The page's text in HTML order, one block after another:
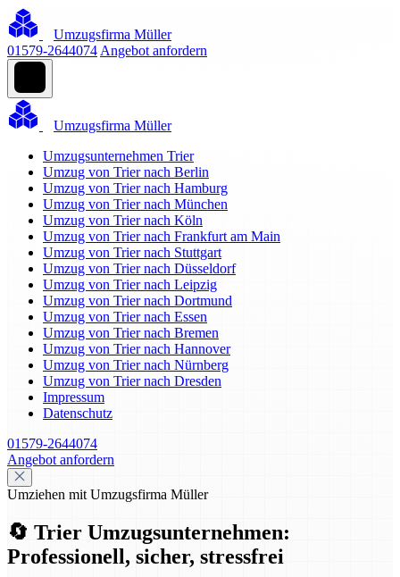
Umzugsfirma Müller
01579-2644074 Angebot anfordern
Umzugsfirma Müller
Umzugsunternehmen Trier
Umzug von Trier nach Berlin
Umzug von Trier nach Hamburg
Umzug von Trier nach München
Umzug von Trier nach Köln
Umzug von Trier nach Frankfurt am Main
Umzug von Trier nach Stuttgart
Umzug von Trier nach Düsseldorf
Umzug von Trier nach Leipzig
Umzug von Trier nach Dortmund
Umzug von Trier nach Essen
Umzug von Trier nach Bremen
Umzug von Trier nach Hannover
Umzug von Trier nach Nürnberg
Umzug von Trier nach Dresden
Impressum
Datenschutz
01579-2644074
Angebot anfordern
Umziehen mit Umzugsfirma Müller
🔄 Trier Umzugsunternehmen:
Professionell, sicher, stressfrei